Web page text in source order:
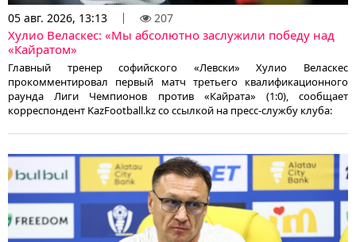
05 авг. 2026, 13:13 207
Хулио Веласкес: «Мы абсолютно заслужили победу над
«Кайратом»
Главный тренер софийского «Левски» Хулио Веласкес
прокомментировал первый матч третьего квалификационного
раунда Лиги Чемпионов против «Кайрата» (1:0), сообщает
корреспондент KazFootball.kz со ссылкой на пресс-службу клуба: